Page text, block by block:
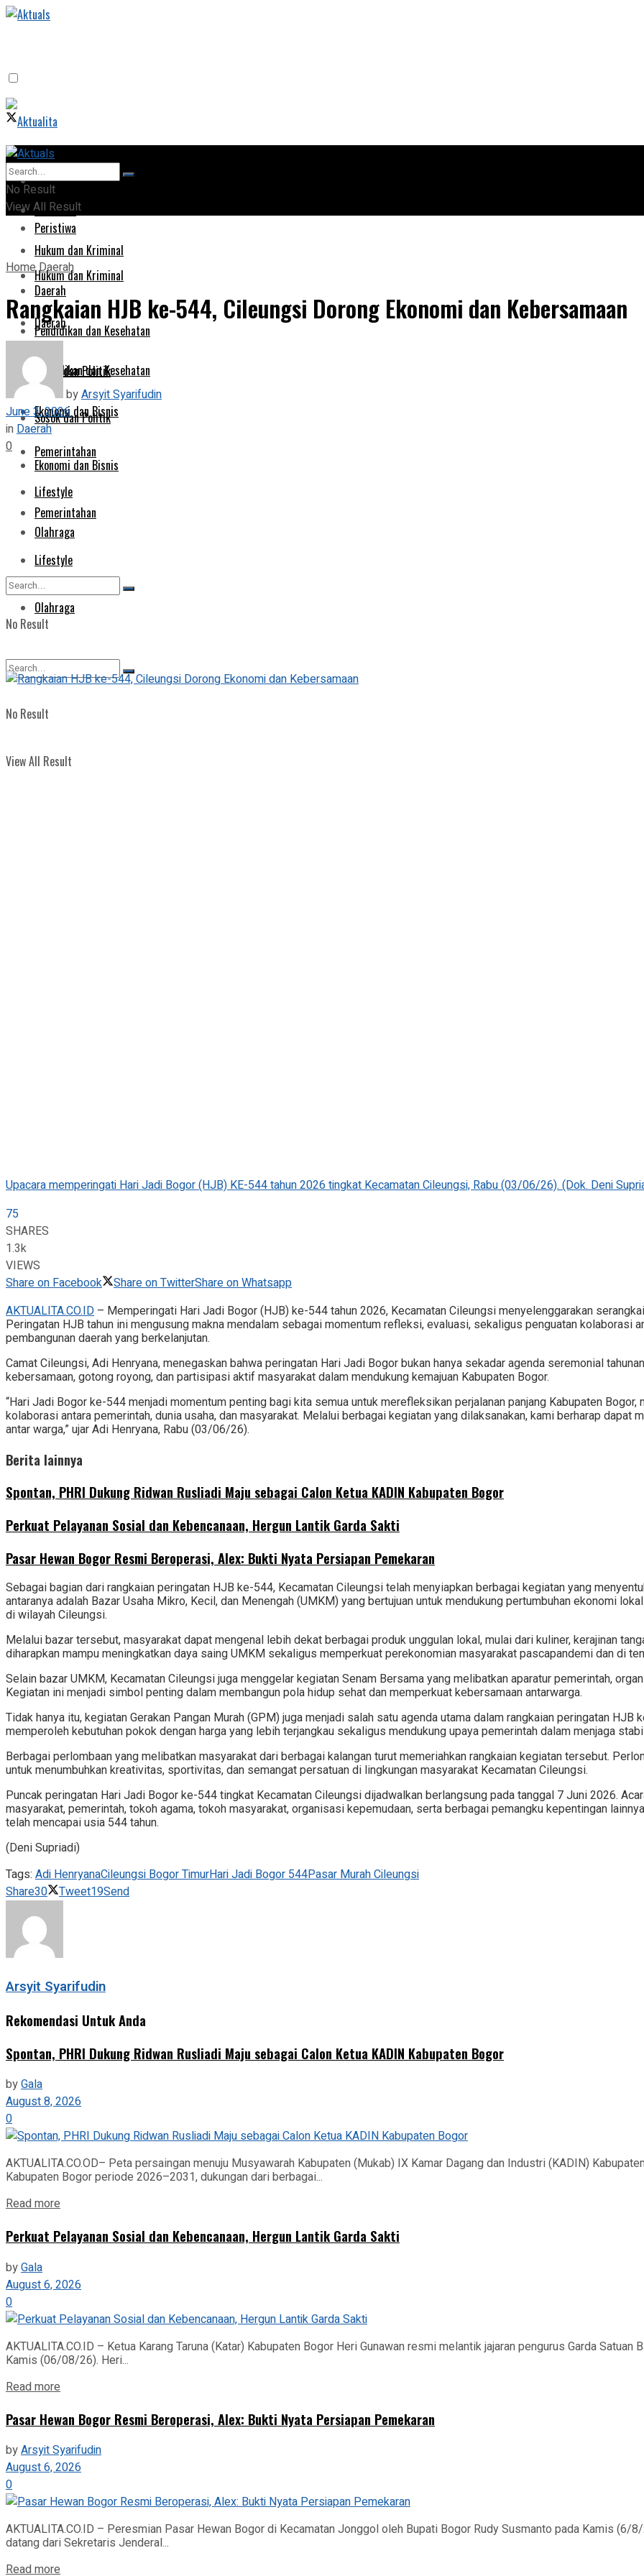
Home
Peristiwa
Hukum dan Kriminal
Daerah
Pendidikan dan Kesehatan
Sosok dan Politik
Ekonomi dan Bisnis
Pemerintahan
Lifestyle
Olahraga
No Result
View All Result
Home
Peristiwa
Hukum dan Kriminal
Daerah
Pendidikan dan Kesehatan
Sosok dan Politik
Ekonomi dan Bisnis
Pemerintahan
Lifestyle
Olahraga
No Result
View All Result
No Result
View All Result
HomeDaerah
Rangkaian HJB ke-544, Cileungsi Dorong Ekonomi dan Kebersamaan
byArsyit Syarifudin
June 3, 2026
inDaerah
0
Upacara memperingati Hari Jadi Bogor (HJB) KE-544 tahun 2026 tingkat Kecamatan Cileungsi, Rabu (03/06/26). (Dok. Deni
75
SHARES
1.3k
VIEWS
Share on Facebook
Share on TwitterShare on Whatsapp
AKTUALITA.CO.ID – Memperingati Hari Jadi Bogor (HJB) ke-544 tahun 2026, Kecamatan Cileungsi menyelenggarakan
Peringatan HJB tahun ini mengusung makna mendalam sebagai momentum refleksi, evaluasi, sekaligus penguatan kolaborasi
pembangunan daerah yang berkelanjutan.
Camat Cileungsi, Adi Henryana, menegaskan bahwa peringatan Hari Jadi Bogor bukan hanya sekadar agenda seremonial
kebersamaan, gotong royong, dan partisipasi aktif masyarakat dalam mendukung kemajuan Kabupaten Bogor.
“Hari Jadi Bogor ke-544 menjadi momentum penting bagi kita semua untuk merefleksikan perjalanan panjang Kabupaten
kolaborasi antara pemerintah, dunia usaha, dan masyarakat. Melalui berbagai kegiatan yang dilaksanakan, kami berharap dapat
antar warga,” ujar Adi Henryana, Rabu (03/06/26).
Berita lainnya
Spontan, PHRI Dukung Ridwan Rusliadi Maju sebagai Calon Ketua KADIN Kabupaten Bogor
Perkuat Pelayanan Sosial dan Kebencanaan, Hergun Lantik Garda Sakti
Pasar Hewan Bogor Resmi Beroperasi, Alex: Bukti Nyata Persiapan Pemekaran
Sebagai bagian dari rangkaian peringatan HJB ke-544, Kecamatan Cileungsi telah menyiapkan berbagai kegiatan yang
antaranya adalah Bazar Usaha Mikro, Kecil, dan Menengah (UMKM) yang bertujuan untuk mendukung pertumbuhan ekonomi
di wilayah Cileungsi.
Melalui bazar tersebut, masyarakat dapat mengenal lebih dekat berbagai produk unggulan lokal, mulai dari kuliner, kerajinan
diharapkan mampu meningkatkan daya saing UMKM sekaligus memperkuat perekonomian masyarakat pascapandemi dan di
Selain bazar UMKM, Kecamatan Cileungsi juga menggelar kegiatan Senam Bersama yang melibatkan aparatur pemerintah,
Kegiatan ini menjadi simbol penting dalam membangun pola hidup sehat dan memperkuat kebersamaan antarwarga.
Tidak hanya itu, kegiatan Gerakan Pangan Murah (GPM) juga menjadi salah satu agenda utama dalam rangkaian peringatan
memperoleh kebutuhan pokok dengan harga yang lebih terjangkau sekaligus mendukung upaya pemerintah dalam menjaga
Berbagai perlombaan yang melibatkan masyarakat dari berbagai kalangan turut memeriahkan rangkaian kegiatan tersebut.
untuk menumbuhkan kreativitas, sportivitas, dan semangat persatuan di lingkungan masyarakat Kecamatan Cileungsi.
Puncak peringatan Hari Jadi Bogor ke-544 tingkat Kecamatan Cileungsi dijadwalkan berlangsung pada tanggal 7 Juni 2026.
masyarakat, pemerintah, tokoh agama, tokoh masyarakat, organisasi kepemudaan, serta berbagai pemangku kepentingan
telah mencapai usia 544 tahun.
(Deni Supriadi)
Tags: Adi HenryanaCileungsi Bogor TimurHari Jadi Bogor 544Pasar Murah Cileungsi
Share30 Tweet19Send
Arsyit Syarifudin
Rekomendasi Untuk Anda
Spontan, PHRI Dukung Ridwan Rusliadi Maju sebagai Calon Ketua KADIN Kabupaten Bogor
byGala
August 8, 2026
0
AKTUALITA.CO.OD– Peta persaingan menuju Musyawarah Kabupaten (Mukab) IX Kamar Dagang dan Industri (KADIN)
Kabupaten Bogor periode 2026–2031, dukungan dari berbagai...
Read more
Perkuat Pelayanan Sosial dan Kebencanaan, Hergun Lantik Garda Sakti
byGala
August 6, 2026
0
AKTUALITA.CO.ID – Ketua Karang Taruna (Katar) Kabupaten Bogor Heri Gunawan resmi melantik jajaran pengurus Garda
Kamis (06/08/26). Heri...
Read more
Pasar Hewan Bogor Resmi Beroperasi, Alex: Bukti Nyata Persiapan Pemekaran
byArsyit Syarifudin
August 6, 2026
0
AKTUALITA.CO.ID – Peresmian Pasar Hewan Bogor di Kecamatan Jonggol oleh Bupati Bogor Rudy Susmanto pada Kamis (6/
datang dari Sekretaris Jenderal...
Read more